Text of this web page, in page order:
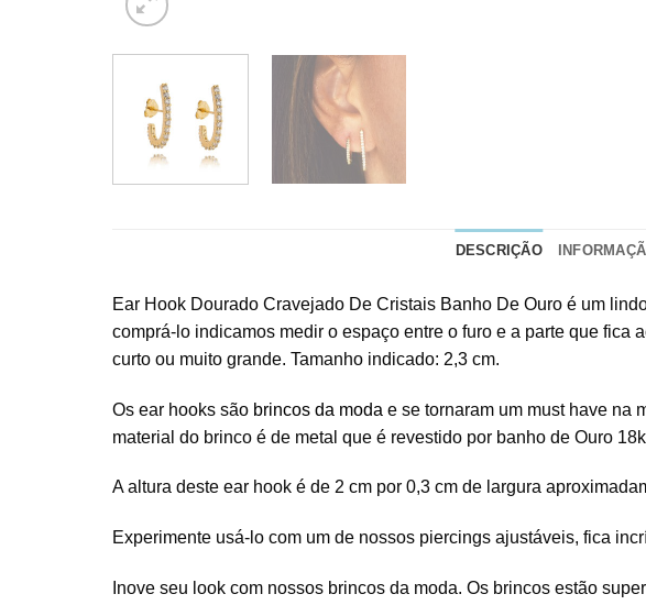
DESCRIÇÃO
Ear Hook Dourado Cravejado De Cristais Banho De Ouro é um
comprá-lo indicamos medir o espaço entre o furo e a parte que
curto ou muito grande. Tamanho indicado: 2,3 cm.
Os ear hooks são brincos da moda e se tornaram um must have na
material do brinco é de metal que é revestido por banho de Ouro
A altura deste ear hook é de 2 cm por 0,3 cm de largura
Experimente usá-lo com um de nossos piercings ajustáveis, fica
Inove seu look com nossos brincos da moda. Os brincos estão